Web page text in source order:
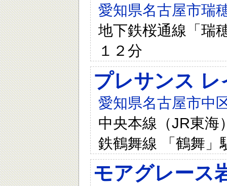
愛知県名古屋市瑞
地下鉄桜通線「瑞
１２分
プレサンス
愛知県名古屋市中
中央本線（JR東海
鉄鶴舞線 「鶴舞」
モアグレース